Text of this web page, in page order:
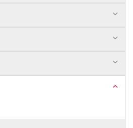
题
问题
见问题
问题
见问题